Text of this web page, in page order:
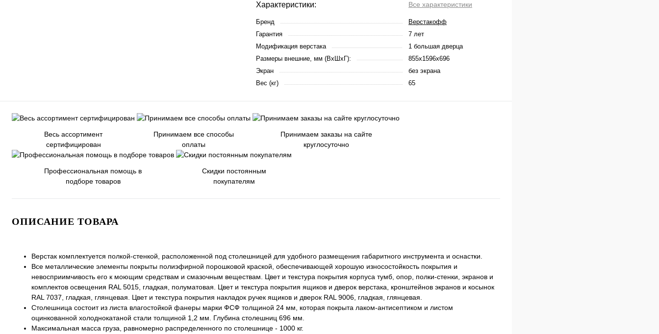
Характеристики: Все характеристики
Бренд
Верстакофф
Гарантия
7 лет
Модификация верстака
1 большая дверца
Размеры внешние, мм (ВхШхГ):
855x1596x696
Экран
без экрана
Вес (кг)
65
Весь ассортимент
сертифицирован
Принимаем все способы
оплаты
Принимаем заказы на сайте
круглосуточно
Профессиональная помощь в
подборе товаров
Скидки постоянным
покупателям
ОПИСАНИЕ ТОВАРА
Верстак комплектуется полкой-стенкой, расположенной под столешницей для удобного размещения габаритного инструмента и оснастки.
Все металлические элементы покрыты полиэфирной порошковой краской, обеспечивающей хорошую износостойкость покрытия и
невосприимчивость его к моющим средствам и смазочным веществам. Цвет и текстура покрытия корпуса тумб, опор, полки-стенки, экранов и
комплектов освещения RAL 5015, гладкая, полуматовая. Цвет и текстура покрытия ящиков и дверок верстака, кронштейнов экранов и косынок
RAL 7037, гладкая, глянцевая. Цвет и текстура покрытия накладок ручек ящиков и дверок RAL 9006, гладкая, глянцевая.
Столешница состоит из листа влагостойкой фанеры марки ФСФ толщиной 24 мм, которая покрыта лаком-антисептиком и листом
оцинкованной холоднокатаной стали толщиной 1,2 мм. Глубина столешниц 696 мм.
Максимальная масса груза, равномерно распределенного по столешнице - 1000 кг.